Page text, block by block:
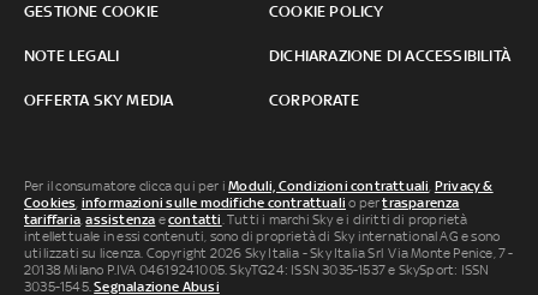
GESTIONE COOKIE COOKIE POLICY
NOTE LEGALI DICHIARAZIONE DI ACCESSIBILITÀ
OFFERTA SKY MEDIA CORPORATE
Per il consumatore clicca qui per iModuli, Condizioni contrattuali Privacy &
Cookies informazioni sulle modifiche contrattuali o pertrasparenza
tariffaria ,assistenza econtatti . Tutti i marchi Sky e i diritti di proprietà
intellettuale in essi contenuti, sono di proprietà di Sky international AG e sono
utilizzati su licenza. Copyright 2026 Sky Italia - Sky Italia Srl Via Monte Penice, 7 -
20138 Milano P.IVA 04619241005. SkyTG24: ISSN 3035-1537 e SkySport: ISSN
3035-1545.Segnalazione Abusi